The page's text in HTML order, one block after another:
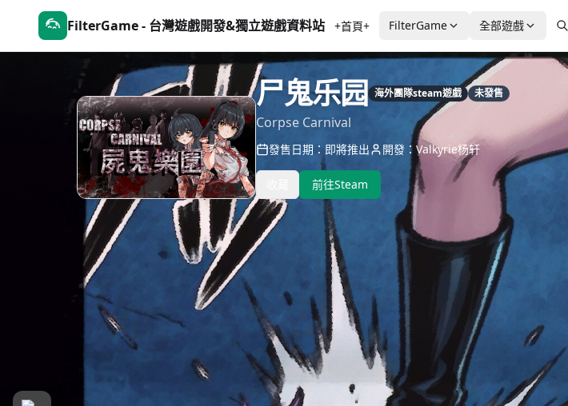
FilterGame - 台灣遊戲開發&獨立遊戲資料站 +首頁+ FilterGame 全部遊戲
尸鬼乐园 海外團隊steam遊戲 未發售
Corpse Carnival
發售日期：即將推出 開發：Valkyrie杨轩
前往Steam
遊戲介紹
介紹 遊戲截圖 關聯文章
警告：本遊戲可能不適合所有年齡層）
遊戲預設支援鍵盤、滑鼠操作。